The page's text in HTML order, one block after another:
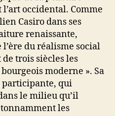
occidental. Comme
Casiro dans ses
renaissante,
du réalisme social
trois siècles les
moderne ». Sa
participante, qui
le milieu qu’il
les